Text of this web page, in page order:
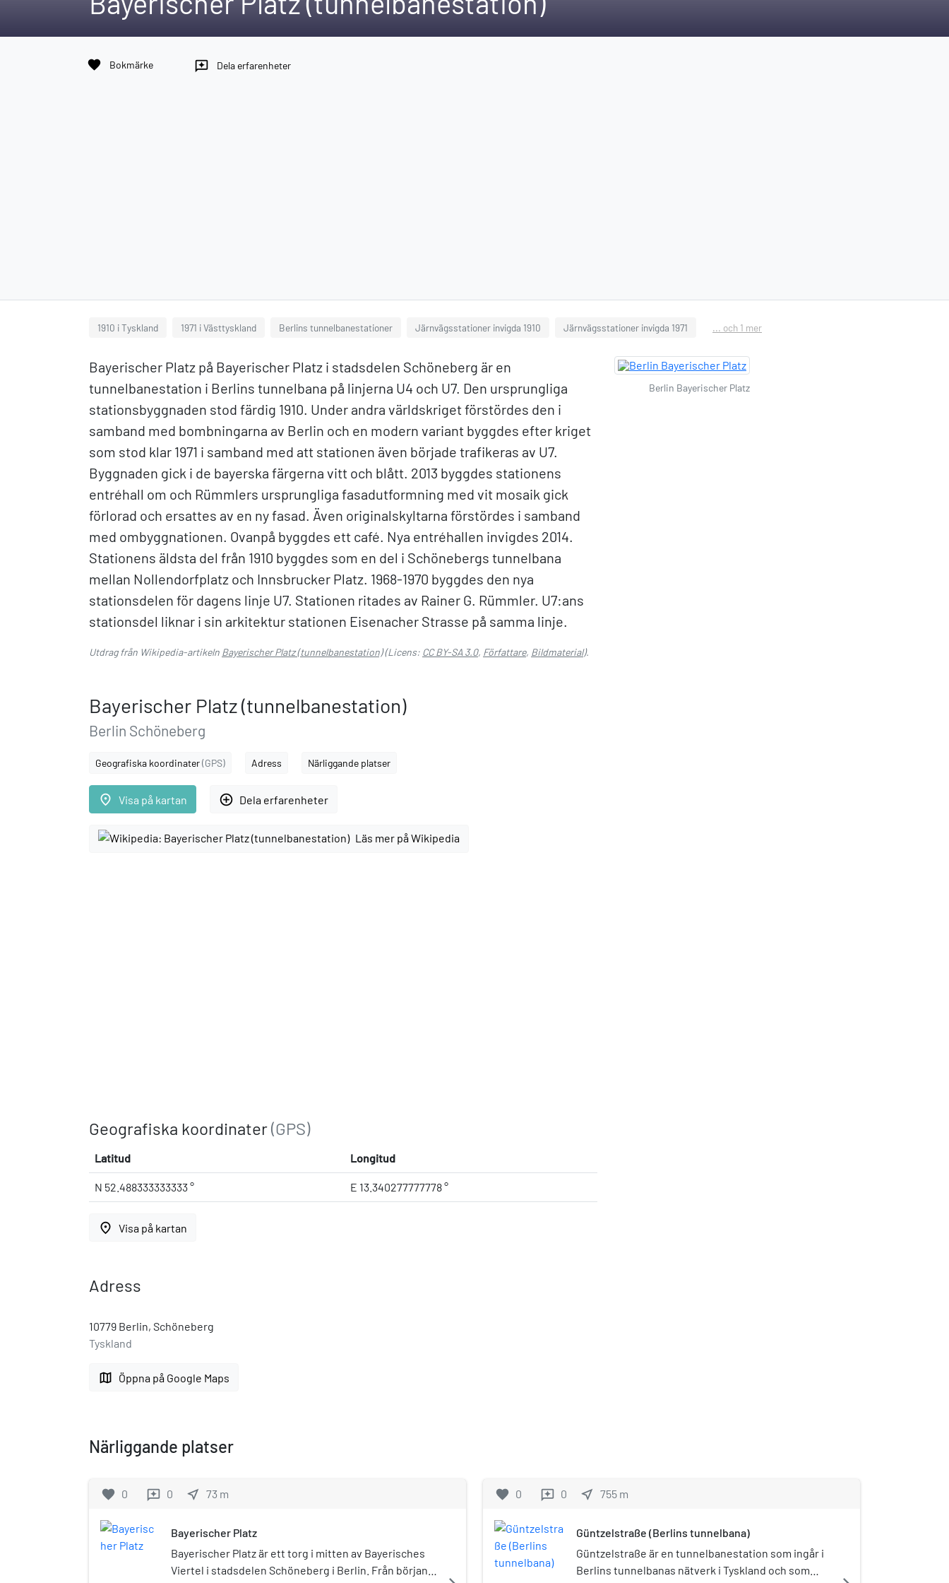
favorite Bokmärke reviews Dela erfarenheter
1910 i Tyskland 1971 i Västtyskland Berlins tunnelbanestationer Järnvägsstationer invigda 1910 Järnvägsstationer invigda 1971 ... och 1 mer
Bayerischer Platz på Bayerischer Platz i stadsdelen Schöneberg är en
tunnelbanestation i Berlins tunnelbana på linjerna U4 och U7. Den ursprungliga
stationsbyggnaden stod färdig 1910. Under andra världskriget förstördes den i
samband med bombningarna av Berlin och en modern variant byggdes efter kriget
som stod klar 1971 i samband med att stationen även började trafikeras av U7.
Byggnaden gick i de bayerska färgerna vitt och blått. 2013 byggdes stationens
entréhall om och Rümmlers ursprungliga fasadutformning med vit mosaik gick
förlorad och ersattes av en ny fasad. Även originalskyltarna förstördes i samband
med ombyggnationen. Ovanpå byggdes ett café. Nya entréhallen invigdes 2014.
Stationens äldsta del från 1910 byggdes som en del i Schönebergs tunnelbana
mellan Nollendorfplatz och Innsbrucker Platz. 1968-1970 byggdes den nya
stationsdelen för dagens linje U7. Stationen ritades av Rainer G. Rümmler. U7:ans
stationsdel liknar i sin arkitektur stationen Eisenacher Strasse på samma linje.
Utdrag från Wikipedia-artikeln Bayerischer Platz (tunnelbanestation)(Licens: CC BY-SA 3.0, Författare, Bildmaterial).
Bayerischer Platz (tunnelbanestation)
Berlin Schöneberg
Geografiska koordinater(GPS) Adress Närliggande platser
place Visa på kartan add_circle_outline Dela erfarenheter
Läs mer på Wikipedia
Geografiska koordinater(GPS)
Latitud Longitud
N 52.488333333333 ° E 13.340277777778 °
place Visa på kartan
Adress
10779 Berlin, Schöneberg
Tyskland
map Öppna på Google Maps
Berlin Bayerischer Platz
Närliggande platser
favorite 0 reviews 0 near_me 73 m
Bayerischer Platz
Bayerischer Platz är ett torg i mitten av Bayerisches
Viertel i stadsdelen Schöneberg i Berlin. Från början
favorite 0 reviews 0 near_me 755 m
Güntzelstraße (Berlins tunnelbana)
Güntzelstraße är en tunnelbanestation som ingår i
Berlins tunnelbanas nätverk i Tyskland och som